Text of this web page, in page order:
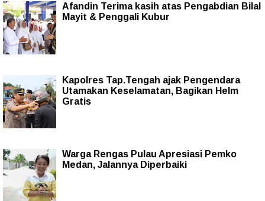
Afandin Terima kasih atas Pengabdian Bilal
Mayit & Penggali Kubur
Kapolres Tap.Tengah ajak Pengendara
Utamakan Keselamatan, Bagikan Helm
Gratis
Warga Rengas Pulau Apresiasi Pemko
Medan, Jalannya Diperbaiki